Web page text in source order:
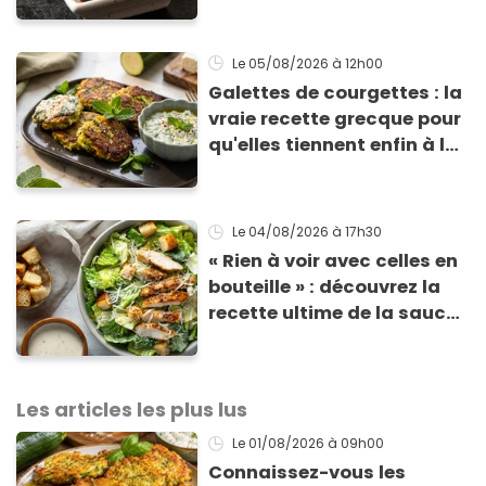
Le 05/08/2026 à 12h00
Galettes de courgettes : la
vraie recette grecque pour
qu'elles tiennent enfin à la
Le 04/08/2026 à 17h30
« Rien à voir avec celles en
bouteille » : découvrez la
recette ultime de la sauce
Les articles les plus lus
Le 01/08/2026 à 09h00
Connaissez-vous les